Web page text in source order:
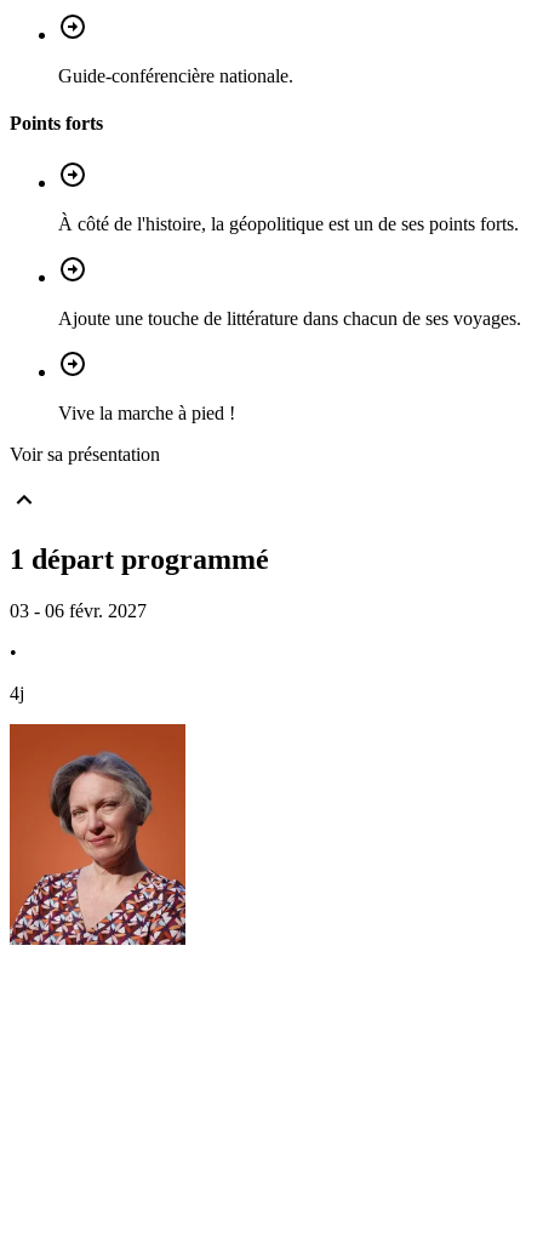
Guide-conférencière nationale.
Points forts
À côté de l'histoire, la géopolitique est un de ses points forts.
Ajoute une touche de littérature dans chacun de ses voyages.
Vive la marche à pied !
Voir sa présentation
1 départ programmé
03 - 06 févr. 2027
•
4j